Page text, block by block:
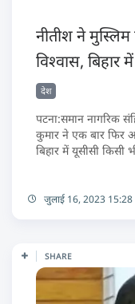
नीतीश ने मुस्लिम
विश्वास, बिहार
देश
पटना:समान नागरिक
कुमार ने एक बार फिर
बिहार में यूसीसी किसी
जुलाई 16, 2023 15:28
SHARE